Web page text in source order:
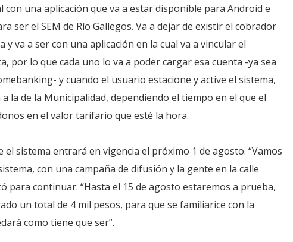
una aplicación que va a estar disponible para Android e
ser el SEM de Río Gallegos. Va a dejar de existir el cobrador
y va a ser con una aplicación en la cual va a vincular el
por lo que cada uno lo va a poder cargar esa cuenta -ya sea
y cuando el usuario estacione y active el sistema,
la de la Municipalidad, dependiendo el tiempo en el que el
en el valor tarifario que esté la hora.
sistema entrará en vigencia el próximo 1 de agosto. “Vamos
con una campaña de difusión y la gente en la calle
para continuar: “Hasta el 15 de agosto estaremos a prueba,
un total de 4 mil pesos, para que se familiarice con la
como tiene que ser”.